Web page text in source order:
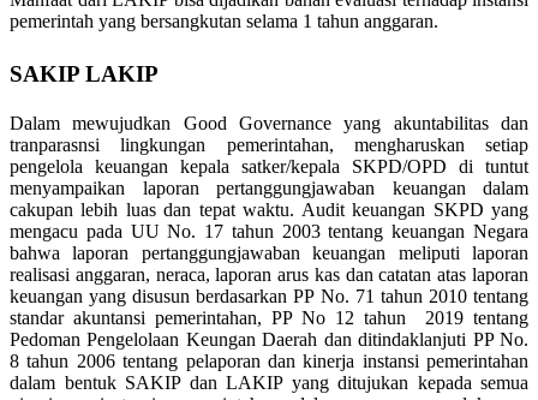
pemerintah yang bersangkutan selama 1 tahun anggaran.
SAKIP LAKIP
Dalam mewujudkan Good Governance yang akuntabilitas dan
tranparasnsi lingkungan pemerintahan, mengharuskan setiap
pengelola keuangan kepala satker/kepala SKPD/OPD di tuntut
menyampaikan laporan pertanggungjawaban keuangan dalam
cakupan lebih luas dan tepat waktu. Audit keuangan SKPD yang
mengacu pada UU No. 17 tahun 2003 tentang keuangan Negara
bahwa laporan pertanggungjawaban keuangan meliputi laporan
realisasi anggaran, neraca, laporan arus kas dan catatan atas laporan
keuangan yang disusun berdasarkan PP No. 71 tahun 2010 tentang
standar akuntansi pemerintahan, PP No 12 tahun 2019 tentang
Pedoman Pengelolaan Keungan Daerah dan ditindaklanjuti PP No.
8 tahun 2006 tentang pelaporan dan kinerja instansi pemerintahan
dalam bentuk SAKIP dan LAKIP yang ditujukan kepada semua